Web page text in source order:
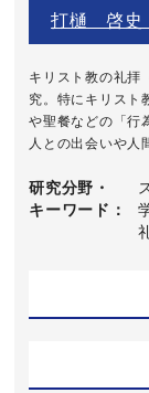
打樋 啓史
キリスト教の礼拝
究。特にキリスト
や聖餐などの「行
人との出会いや人
研究分野・
キーワード